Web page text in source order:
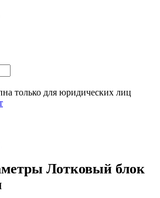
только для юридических лиц
Лотковый блок